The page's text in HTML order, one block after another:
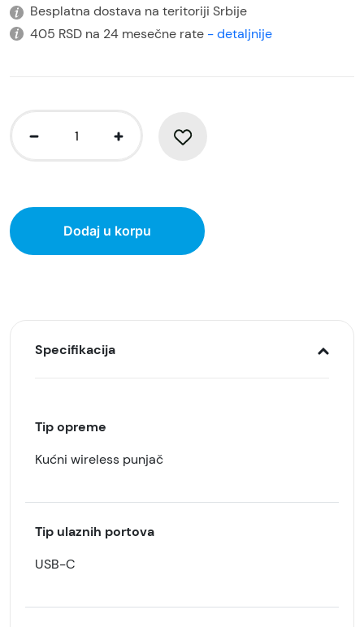
Besplatna dostava na teritoriji Srbije
405 RSD na 24 mesečne rate - detaljnije
Dodaj u korpu
Specifikacija
Tip opreme
Kućni wireless punjač
Tip ulaznih portova
USB-C